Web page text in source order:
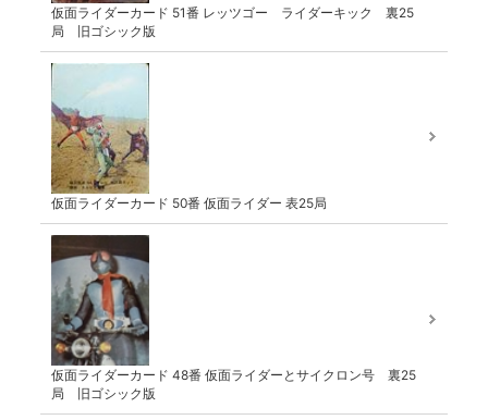
仮面ライダーカード 51番 レッツゴー ライダーキック 裏25
局 旧ゴシック版
仮面ライダーカード 50番 仮面ライダー 表25局
仮面ライダーカード 48番 仮面ライダーとサイクロン号 裏25
局 旧ゴシック版